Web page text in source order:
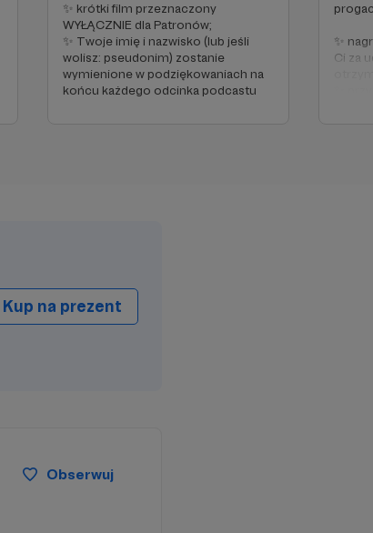
✨ krótki film przeznaczony
WYŁĄCZNIE dla Patronów;
✨ Twoje imię i nazwisko (lub jeśli
wolisz: pseudonim) zostanie
wymienione w podziękowaniach na
końcu każdego odcinka podcastu
✨
Ci za
Kup na prezent
Obserwuj